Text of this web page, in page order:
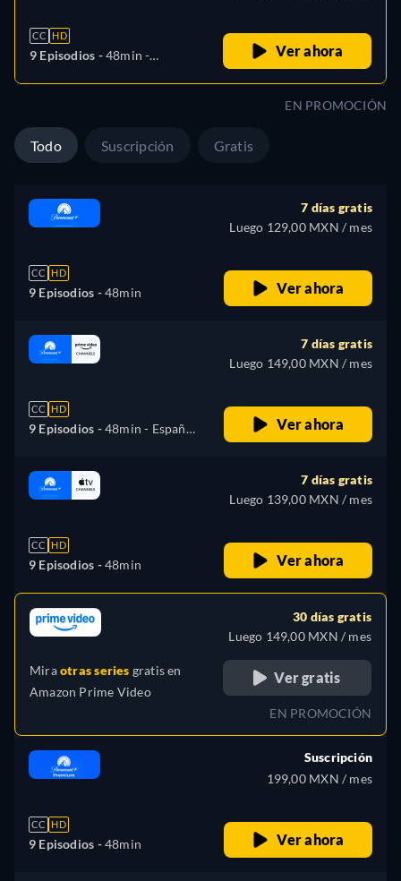
CC HD
9 Episodios -48min -
Ver ahora
EN PROMOCIÓN
Todo Suscripción Gratis
CC HD
9 Episodios -48min
7 días gratis
Luego 129,00 MXN / mes
Ver ahora
CC HD
9 Episodios -48min - Español,
Italiano, Portugués
7 días gratis
Luego 149,00 MXN / mes
Ver ahora
CC HD
9 Episodios -48min
7 días gratis
Luego 139,00 MXN / mes
Ver ahora
Miraotras series gratis en
Amazon Prime Video
30 días gratis
Luego 149,00 MXN / mes
Ver gratis
EN PROMOCIÓN
CC HD
9 Episodios -48min
Suscripción
199,00 MXN / mes
Ver ahora